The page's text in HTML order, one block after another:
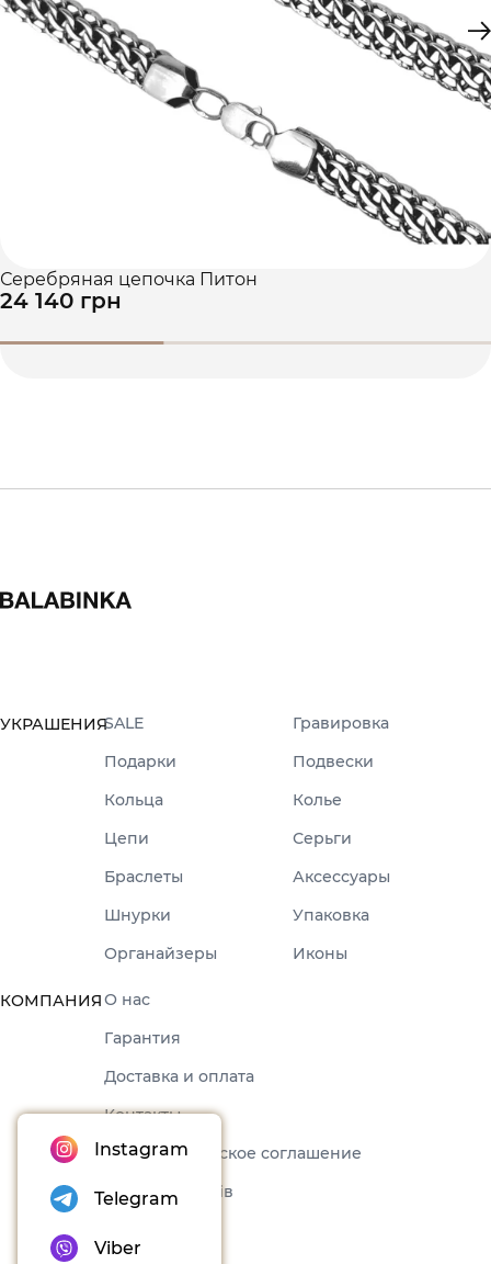
Серебряная цепочка Питон
24 140 грн
УКРАШЕНИЯSALE
Гравировка
Подарки
Подвески
Кольца
Колье
Цепи
Серьги
Браслеты
Аксессуары
Шнурки
Упаковка
Органайзеры
Иконы
КОМПАНИЯО нас
Гарантия
Доставка и оплата
Контакты
Пользовательское соглашение
Набори товарів
Instagram
Telegram
Viber